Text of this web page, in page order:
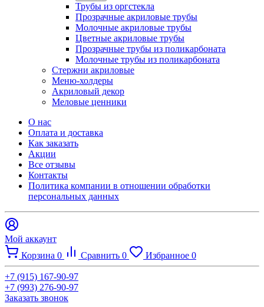
Трубы из оргстекла
Прозрачные акриловые трубы
Молочные акриловые трубы
Цветные акриловые трубы
Прозрачные трубы из поликарбоната
Молочные трубы из поликарбоната
Стержни акриловые
Меню-холдеры
Акриловый декор
Меловые ценники
О нас
Оплата и доставка
Как заказать
Акции
Все отзывы
Контакты​
Политика компании в отношении обработки
персональных данных
Мой аккаунт
Корзина 0 Сравнить 0 Избранное 0
+7 (915) 167-90-97
+7 (993) 276-90-97
Заказать звонок